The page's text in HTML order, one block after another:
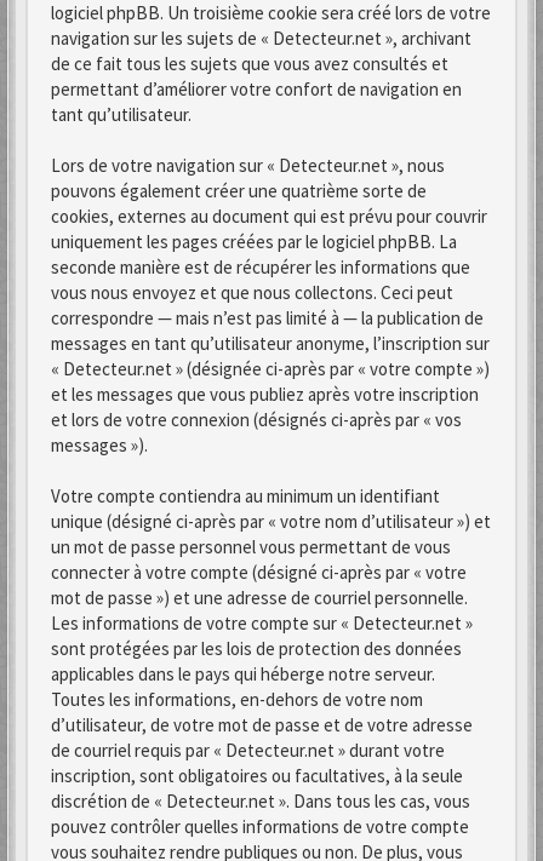
logiciel phpBB. Un troisième cookie sera créé lors de votre
navigation sur les sujets de « Detecteur.net », archivant
de ce fait tous les sujets que vous avez consultés et
permettant d’améliorer votre confort de navigation en
tant qu’utilisateur.
Lors de votre navigation sur « Detecteur.net », nous
pouvons également créer une quatrième sorte de
cookies, externes au document qui est prévu pour couvrir
uniquement les pages créées par le logiciel phpBB. La
seconde manière est de récupérer les informations que
vous nous envoyez et que nous collectons. Ceci peut
correspondre — mais n’est pas limité à — la publication de
messages en tant qu’utilisateur anonyme, l’inscription sur
« Detecteur.net » (désignée ci-après par « votre compte »)
et les messages que vous publiez après votre inscription
et lors de votre connexion (désignés ci-après par « vos
messages »).
Votre compte contiendra au minimum un identifiant
unique (désigné ci-après par « votre nom d’utilisateur ») et
un mot de passe personnel vous permettant de vous
connecter à votre compte (désigné ci-après par « votre
mot de passe ») et une adresse de courriel personnelle.
Les informations de votre compte sur « Detecteur.net »
sont protégées par les lois de protection des données
applicables dans le pays qui héberge notre serveur.
Toutes les informations, en-dehors de votre nom
d’utilisateur, de votre mot de passe et de votre adresse
de courriel requis par « Detecteur.net » durant votre
inscription, sont obligatoires ou facultatives, à la seule
discrétion de « Detecteur.net ». Dans tous les cas, vous
pouvez contrôler quelles informations de votre compte
vous souhaitez rendre publiques ou non. De plus, vous